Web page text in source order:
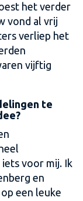
het verder
vond al vrij
verliep het
vijftig
te
voor mij. Ik
en
een leuke